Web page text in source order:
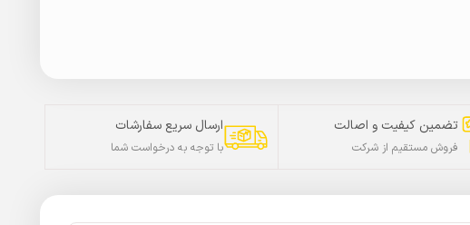
تضمین کیفیت و اصالت
فروش مستقیم از شرکت
ارسال سریع سفارشات
با توجه به درخواست شما